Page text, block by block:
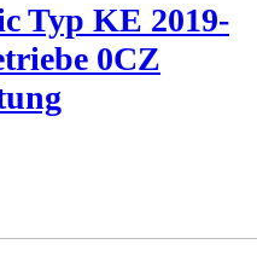
Typ KE 2019-
0CZ